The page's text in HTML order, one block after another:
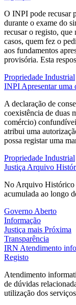
O INPI pode recusar
durante o exame do
recusar o registo, que
casos, quem fez o
aos fundamentos
provisória. Esta
Propriedade Industrial
INPI Apresentar uma
A declaração de
coexistência de duas
comércio)
atribui uma
possa registar uma
Propriedade Industrial
Justiça Arquivo
No Arquivo Histórico
acumulada ao longo
Governo Aberto
Informação
Justiça mais Próxima
Transparência
IRN Atendimento
Registo
Atendimento
de dúvidas
utilização dos